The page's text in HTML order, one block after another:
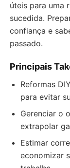
úteis para uma
sucedida.
confiança e
passado.
Principais
Reformas
para evitar
Gerenciar o
extrapolar
Estimar
economizar